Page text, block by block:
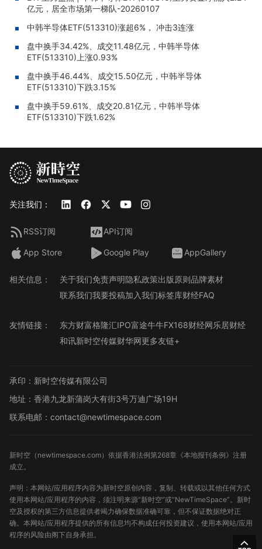
亿元，居全市场第一梯队-20260107
中韩半导体ETF(513310)涨超6%， 冲击3连涨
盘中换手34.42%、成交11.48亿元，中韩半导体
ETF(513310)上涨0.93%
盘中换手46.44%、成交15.50亿元，中韩半导体
ETF(513310)下跌3.15%
盘中换手59.61%、成交20.81亿元，中韩半导体
ETF(513310)下跌1.62%
关注我们：
RSS订阅 API订阅
App Store Google Play AppGallery
相关信息： 关于我们免责声明隐私政策出版原则品牌素材
联系我们我要投稿加入我们标签库财经FAQ
友情链接： 东方财富格隆汇IPO富途牛牛FX168财经网乐居财经
和讯新时空传媒财华网更多友链+
承印：新时空传媒有限公司
地址：香港九龙新蒲岗大有街3号万迪广场19H
联系电邮：contact@newtimespace.com
新时空（ newtimespace.com）依据香港法例第268章《本地报刊条例》注册
成立。
声明：本网站/应用程序内容为新时空原创内容，复制、转载或以其他任何方式
使用本网站/应用程序的内容，须注明来源“新时空”或“NewTimeSpace”。新时
空及授权的第三方信息提供者竭力确保数据准确可靠，但不保证数据绝对正
确。本网站/应用程序提供的所有信息均不构成任何投资建议，使用本网站/应用
程序的风险由阁下自身承担。